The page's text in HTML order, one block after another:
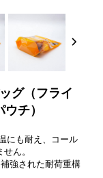
グ（フライ
チ）
にも耐え、コール
ん。
強された耐荷重構